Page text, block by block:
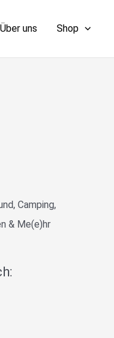
Über uns Shop
Camping,
& Me(e)hr